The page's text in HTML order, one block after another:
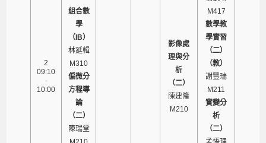
2
09:10
-
10:00
組合數
學
（IB）
林延輯
M310
偏微分
方程導
論
（二）
陳瑞堂
影像處
理與分
析
（二）
陳建隆
M210
M417
數學教
學實習
（二）
（教）
謝豐瑞
M211
實變分
析
（二）